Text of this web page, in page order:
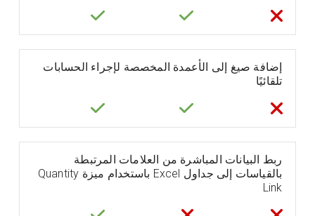
إضافة صيغ إلى الأعمدة المخصصة لإجراء الحسابات
تلقائيًا
ربط البيانات المباشرة من العلامات المرتبطة
بالقياسات إلى جداول Excel باستخدام ميزة Quantity
Link